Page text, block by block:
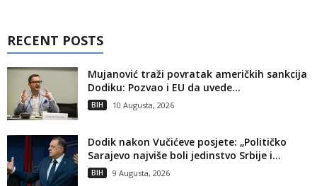
RECENT POSTS
Mujanović traži povratak američkih sankcija
Dodiku: Pozvao i EU da uvede...
BIH 10 Augusta, 2026
Dodik nakon Vučićeve posjete: „Političko
Sarajevo najviše boli jedinstvo Srbije i...
BIH 9 Augusta, 2026